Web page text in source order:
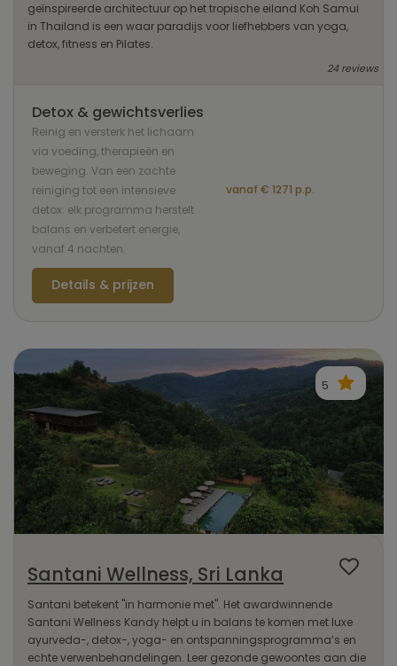
geïnspireerde architectuur op het tropische eiland Koh Samui
in Thailand is een waar paradijs voor liefhebbers van yoga,
detox, fitness en Pilates.
24 reviews
Detox & gewichtsverlies
Reinig en versterk het lichaam
via voeding, therapieën en
beweging. Van een zachte
reiniging tot een intensieve
detox: elk programma herstelt
balans en verbetert energie,
vanaf 4 nachten.
vanaf € 1271 p.p.
Details & prijzen
5
Santani Wellness, Sri Lanka
Santani betekent "in harmonie met". Het awardwinnende
Santani Wellness Kandy helpt u in balans te komen met luxe
ayurveda-, detox-, yoga- en ontspanningsprogramma’s en
echte verwenbehandelingen. Leer gezonde gewoontes aan die